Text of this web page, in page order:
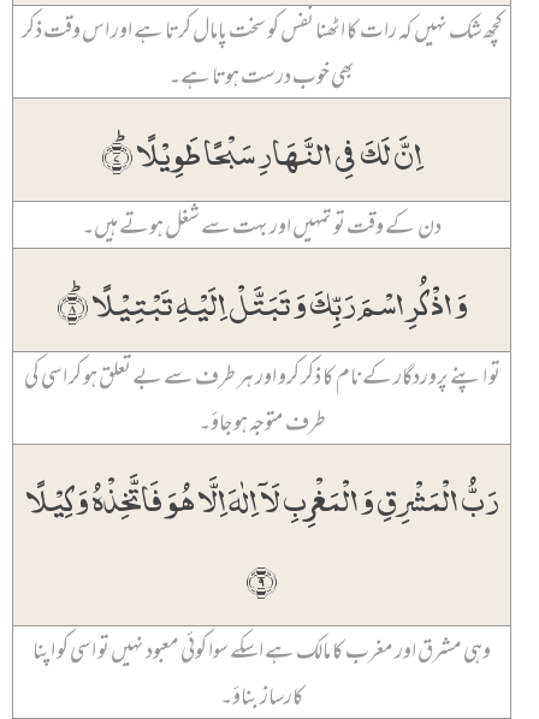
کچھ شک نہیں کہ رات کا اٹھنا نفس کو سخت پامال کرتا ہے اور اس وقت ذکر
بھی خوب درست ہوتا ہے۔
اِنَّ لَکَ فِی النَّہَارِ سَبۡحًا طَوِیۡلًا ؕ﴿۷﴾
دن کے وقت تو تمہیں اور بہت سے شغل ہوتے ہیں۔
وَ اذۡکُرِ اسۡمَ رَبِّکَ وَ تَبَتَّلۡ اِلَیۡہِ تَبۡتِیۡلًا ؕ﴿۸﴾
تو اپنے پروردگار کے نام کا ذکر کرو اور ہر طرف سے بے تعلق ہو کر اسی کی
طرف متوجہ ہو جاؤ۔
رَبُّ الۡمَشۡرِقِ وَ الۡمَغۡرِبِ لَاۤ اِلٰہَ اِلَّا ہُوَ فَاتَّخِذۡہُ وَکِیۡلًا
﴿۹﴾
وہی مشرق اور مغرب کا مالک ہے اسکے سوا کوئی معبود نہیں تو اسی کو اپنا
کارساز بناؤ۔